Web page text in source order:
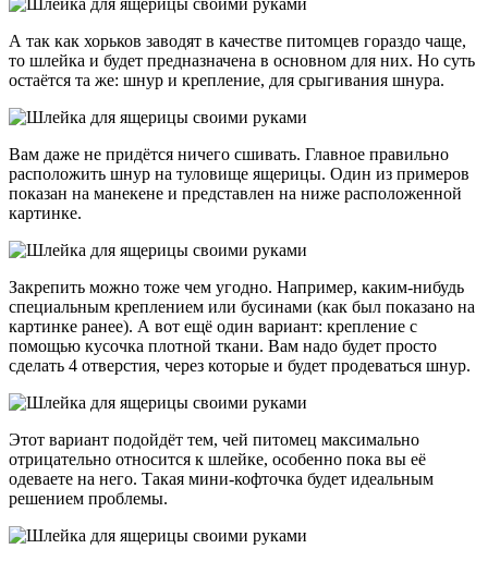
А так как хорьков заводят в качестве питомцев гораздо чаще,
то шлейка и будет предназначена в основном для них. Но суть
остаётся та же: шнур и крепление, для срыгивания шнура.
Вам даже не придётся ничего сшивать. Главное правильно
расположить шнур на туловище ящерицы. Один из примеров
показан на манекене и представлен на ниже расположенной
картинке.
Закрепить можно тоже чем угодно. Например, каким-нибудь
специальным креплением или бусинами (как был показано на
картинке ранее). А вот ещё один вариант: крепление с
помощью кусочка плотной ткани. Вам надо будет просто
сделать 4 отверстия, через которые и будет продеваться шнур.
Этот вариант подойдёт тем, чей питомец максимально
отрицательно относится к шлейке, особенно пока вы её
одеваете на него. Такая мини-кофточка будет идеальным
решением проблемы.